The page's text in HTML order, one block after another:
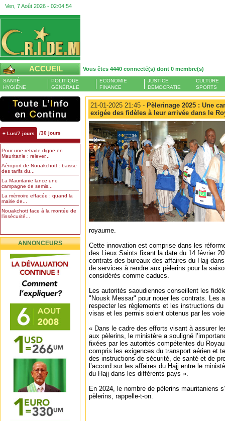
Ven, 7 Août 2026 - 02:04:55
ACCUEIL Vous êtes 4440 connecté(s) dont 0 membre(s)
SANTÉ
HYGIÈNE
POLITIQUE
GÉNÉRALE
ECONOMIE
FINANCE
JUSTICE
DÉMOCRATIE
CULTURE
SPORTS
+ Lus/7 jours /30 jours
Pour une retraite digne en
Mauritanie : relever...
Aéroport de Nouakchott : baisse
des tarifs du...
La Mauritanie lance une
campagne de semis...
La mémoire effacée : quand la
mairie de...
Nouakchott face à la montée de
l’insécurité...
ANNONCEURS
21-01-2025 21:45 - Pèlerinage 2025 : Une
exigée des fidèles à leur arrivée dans le
royaume.
Cette innovation est comprise dans les
des Lieux Saints fixant la date du 14 février
contrats des bureaux des affaires du Hajj
de services à rendre aux pèlerins pour la
considérés comme caducs.
Les autorités saoudiennes conseillent les
"Nousk Messar" pour nouer les contrats. Les
respecter les règlements et les instructions
visas et les permis soient obtenus par les
« Dans le cadre des efforts visant à assurer
aux pèlerins, le ministère a souligné
fixées par les autorités compétentes du
compris les exigences du transport aérien et
des instructions de sécurité, de santé et de
l’accord sur les affaires du Hajj entre le
du Hajj dans les différents pays ».
En 2024, le nombre de pèlerins mauritaniens
pèlerins, rappelle-t-on.